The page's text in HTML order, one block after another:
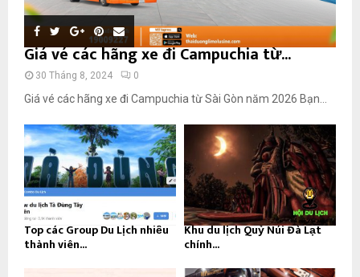
Giá vé các hãng xe đi Campuchia từ...
30 Tháng 8, 2024 0
Giá vé các hãng xe đi Campuchia từ Sài Gòn năm 2026 Bạn...
Top các Group Du Lịch nhiều
thành viên...
Khu du lịch Quỷ Núi Đà Lạt
chính...